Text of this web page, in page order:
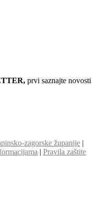
prvi saznajte novosti
zagorske županije |
| Pravila zaštite